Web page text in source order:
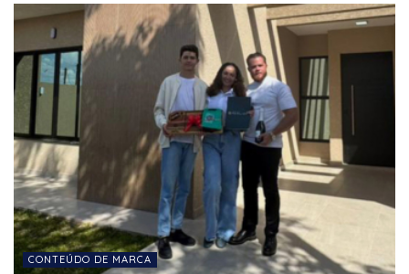
CONTEÚDO DE MARCA